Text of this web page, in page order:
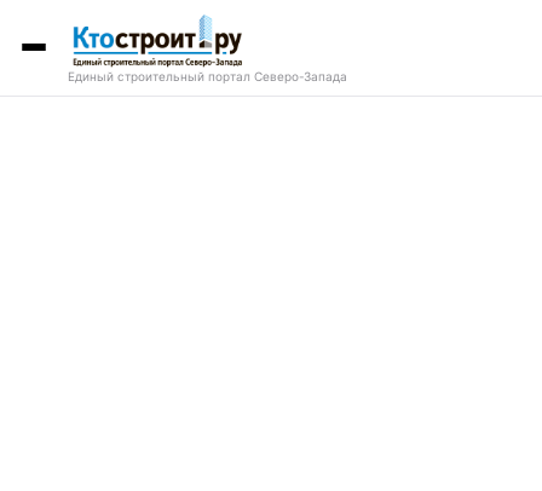
Единый строительный портал Северо-Запада